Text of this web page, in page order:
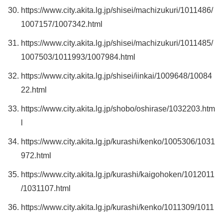
https://www.city.akita.lg.jp/shisei/machizukuri/1011486/
1007157/1007342.html
https://www.city.akita.lg.jp/shisei/machizukuri/1011485/
1007503/1011993/1007984.html
https://www.city.akita.lg.jp/shisei/iinkai/1009648/10084
22.html
https://www.city.akita.lg.jp/shobo/oshirase/1032203.htm
https://www.city.akita.lg.jp/kurashi/kenko/1005306/1031
972.html
https://www.city.akita.lg.jp/kurashi/kaigohoken/1012011
/1031107.html
https://www.city.akita.lg.jp/kurashi/kenko/1011309/1011